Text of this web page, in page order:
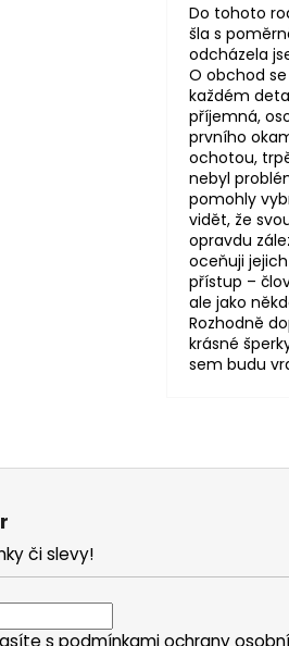
Do tohoto
šla s
odcházela
O obchod
každém
příjemná,
prvního
ochotou,
nebyl
pomohly
vidět, že
opravdu
oceňuji
přístup –
ale jako
Rozhodně
krásné
sem budu
či slevy!